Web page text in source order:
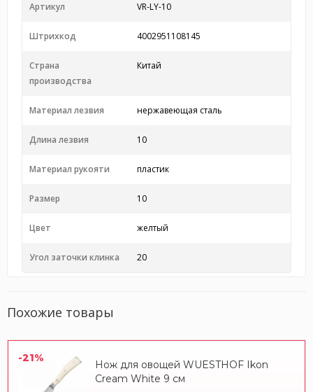
Артикул VR-LY-10
Штрихкод 4002951108145
Страна
производства
Китай
Материал лезвия нержавеющая сталь
Длина лезвия 10
Материал рукояти пластик
Размер 10
Цвет желтый
Угол заточки клинка 20
Похожие товары
-21%
Нож для овощей WUESTHOF Ikon
Cream White 9 см